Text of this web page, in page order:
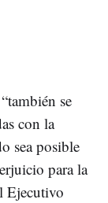
se
con la
sea posible
para la
Ejecutivo